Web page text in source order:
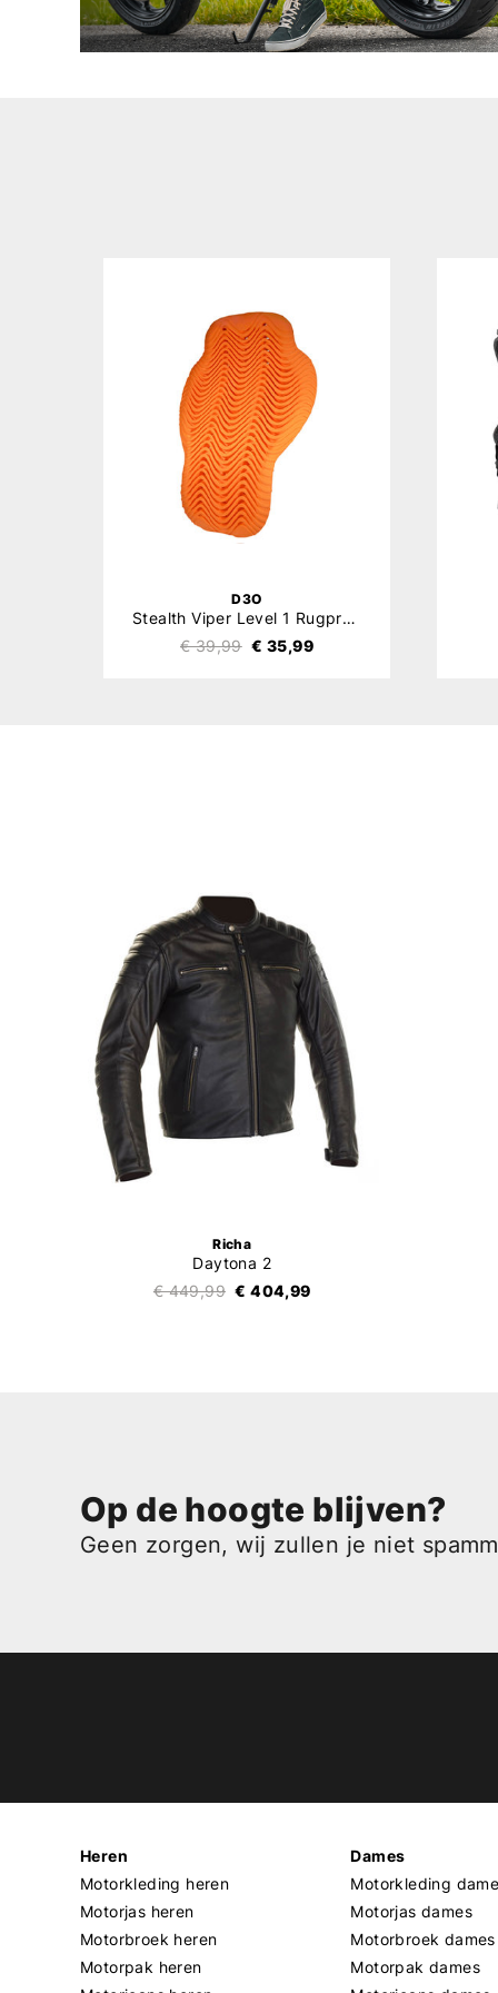
In winkelwagen In winkelwagen
D3O
Stealth Viper Level 1 Rugprotector
€ 39,99 € 35,99
Richa
Daytona 2
€ 449,99 € 404,99
Op de hoogte blijven?
Geen zorgen, wij zullen je niet
Heren
Motorkleding heren
Motorjas heren
Motorbroek heren
Motorpak heren
Dames
Motorkleding
Motorjas dames
Motorbroek dames
Motorpak dames